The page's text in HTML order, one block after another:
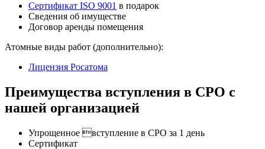
Сертификат ISO 9001 в подарок
Сведения об имуществе
Договор аренды помещения
Атомные виды работ (дополнительно):
Лицензия Росатома
Преимущества вступления в СРО с
нашей организацией
Упрощенное вступление в СРО за 1 день
Сертификат